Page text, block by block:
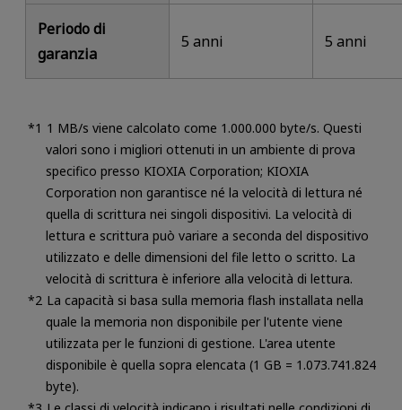
Periodo di
garanzia
5 anni 5 anni
1 MB/s viene calcolato come 1.000.000 byte/s. Questi
valori sono i migliori ottenuti in un ambiente di prova
specifico presso KIOXIA Corporation; KIOXIA
Corporation non garantisce né la velocità di lettura né
quella di scrittura nei singoli dispositivi. La velocità di
lettura e scrittura può variare a seconda del dispositivo
utilizzato e delle dimensioni del file letto o scritto. La
velocità di scrittura è inferiore alla velocità di lettura.
La capacità si basa sulla memoria flash installata nella
quale la memoria non disponibile per l'utente viene
utilizzata per le funzioni di gestione. L'area utente
disponibile è quella sopra elencata (1 GB = 1.073.741.824
byte).